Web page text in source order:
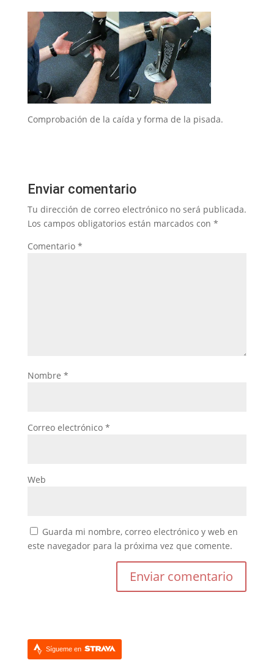
Comprobación de la caída y forma de la pisada.
Enviar comentario
Tu dirección de correo electrónico no será publicada.
Los campos obligatorios están marcados con *
Comentario *
Nombre *
Correo electrónico *
Web
Guarda mi nombre, correo electrónico y web en
este navegador para la próxima vez que comente.
Sígueme en